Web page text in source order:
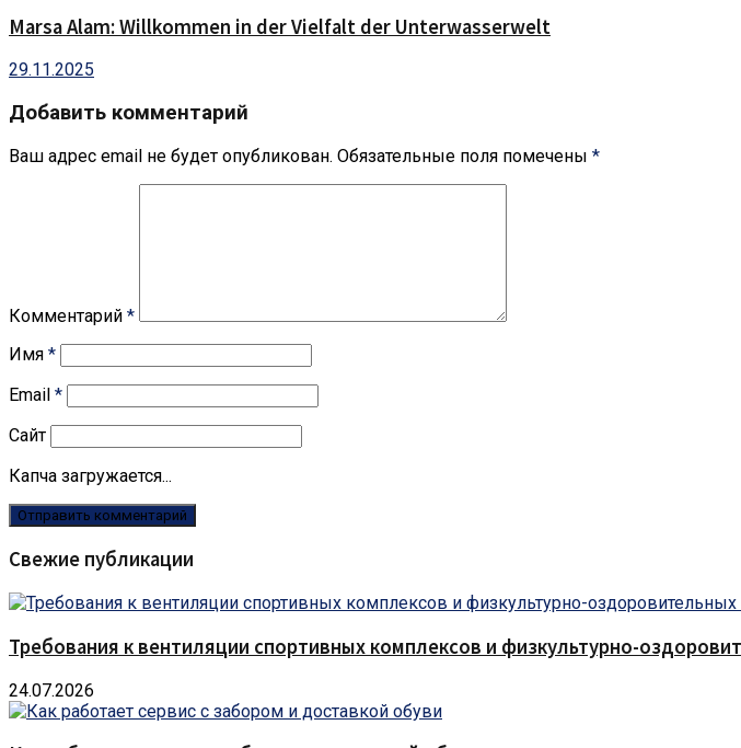
Marsa Alam: Willkommen in der Vielfalt der Unterwasserwelt
29.11.2025
Добавить комментарий
Ваш адрес email не будет опубликован. Обязательные поля помечены *
Комментарий *
Имя *
Email *
Сайт
Капча загружается...
Свежие публикации
Требования к вентиляции спортивных комплексов и физкультурно-
24.07.2026